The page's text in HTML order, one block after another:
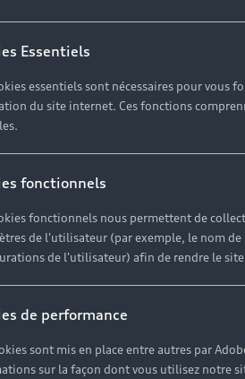
Essentiels
essentiels sont nécessaires pour vous
du site internet. Ces fonctions
fonctionnels
fonctionnels nous permettent de
de l'utilisateur (par exemple, le nom
de l'utilisateur) afin de rendre le
de performance
sont mis en place entre autres par
sur la façon dont vous utilisez notre